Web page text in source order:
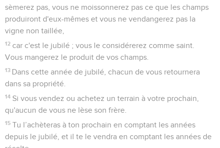
sèmerez pas, vous ne moissonnerez pas ce que les champs
produiront d'eux-mêmes et vous ne vendangerez pas la
vigne non taillée,
12 car c'est le jubilé ; vous le considérerez comme saint.
Vous mangerez le produit de vos champs.
13 Dans cette année de jubilé, chacun de vous retournera
dans sa propriété.
14 Si vous vendez ou achetez un terrain à votre prochain,
qu'aucun de vous ne lèse son frère.
15 Tu l’achèteras à ton prochain en comptant les années
depuis le jubilé, et il te le vendra en comptant les années de